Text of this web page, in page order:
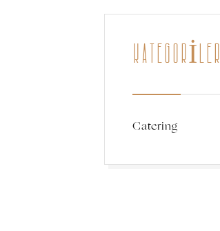
KATEGORILER
Catering